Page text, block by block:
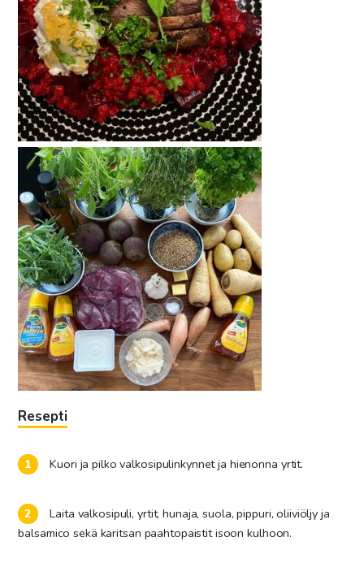
Resepti
Kuori ja pilko valkosipulinkynnet ja hienonna yrtit.
Laita valkosipuli, yrtit, hunaja, suola, pippuri, oliiviöljy ja
balsamico sekä karitsan paahtopaistit isoon kulhoon.